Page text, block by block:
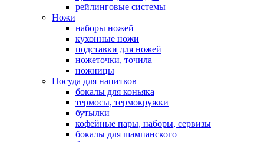
рейлинговые системы
Ножи
наборы ножей
кухонные ножи
подставки для ножей
ножеточки, точила
ножницы
Посуда для напитков
бокалы для коньяка
термосы, термокружки
бутылки
кофейные пары, наборы, сервизы
бокалы для шампанского